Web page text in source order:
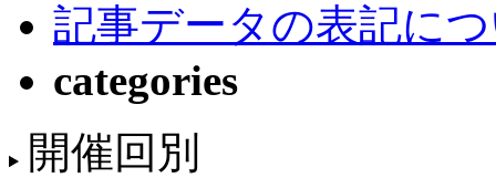
記事データの表記に
categories
開催回別